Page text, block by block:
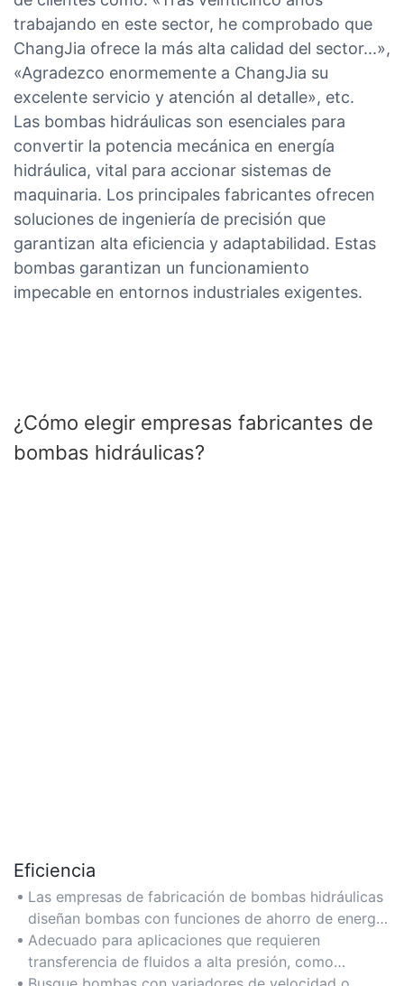
trabajando en este sector, he comprobado que
ChangJia ofrece la más alta calidad del sector...»,
«Agradezco enormemente a ChangJia su
excelente servicio y atención al detalle», etc.
Las bombas hidráulicas son esenciales para
convertir la potencia mecánica en energía
hidráulica, vital para accionar sistemas de
maquinaria. Los principales fabricantes ofrecen
soluciones de ingeniería de precisión que
garantizan alta eficiencia y adaptabilidad. Estas
bombas garantizan un funcionamiento
impecable en entornos industriales exigentes.
¿Cómo elegir empresas fabricantes de
bombas hidráulicas?
Eficiencia
Las empresas de fabricación de bombas hidráulicas
diseñan bombas con funciones de ahorro de energía
para minimizar el consumo de energía y maximizar
la producción, ideal para industrias que priorizan
Adecuado para aplicaciones que requieren
transferencia de fluidos a alta presión, como